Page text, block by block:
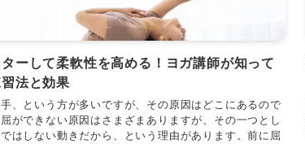
ーして柔軟性を高める！ヨガ講師が知って
法と効果
手、という方が多いですが、その原因はどこにあるので
ができない原因はさまざまありますが、その一つとし
はしない動きだから、という理由があります。前に屈